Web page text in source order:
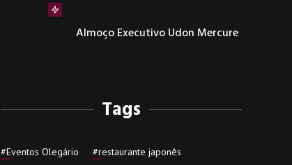
Almoço Executivo Udon Mercure
Tags
#Eventos Olegário #restaurante japonês